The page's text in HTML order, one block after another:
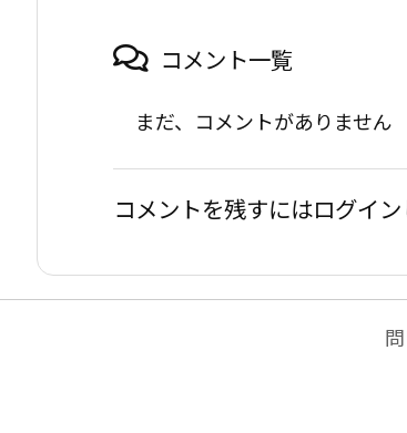
コメント一覧
まだ、コメントがありません
コメントを残すにはログイン